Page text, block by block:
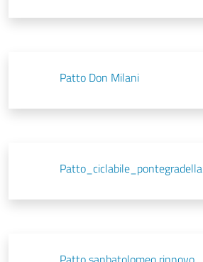
Patto Don Milani
Patto_ciclabile_pontegradella